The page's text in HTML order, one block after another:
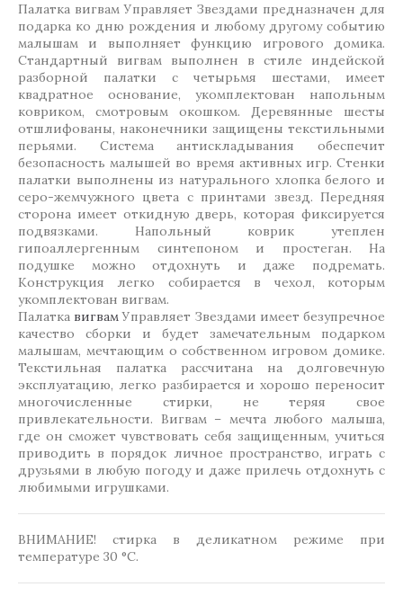
Палатка вигвам Управляет Звездами предназначен для
подарка ко дню рождения и любому другому событию
малышам и выполняет функцию игрового домика.
Стандартный вигвам выполнен в стиле индейской
разборной палатки с четырьмя шестами, имеет
квадратное основание, укомплектован напольным
ковриком, смотровым окошком. Деревянные шесты
отшлифованы, наконечники защищены текстильными
перьями. Система антискладывания обеспечит
безопасность малышей во время активных игр. Стенки
палатки выполнены из натурального хлопка белого и
серо-жемчужного цвета с принтами звезд. Передняя
сторона имеет откидную дверь, которая фиксируется
подвязками. Напольный коврик утеплен
гипоаллергенным синтепоном и простеган. На
подушке можно отдохнуть и даже подремать.
Конструкция легко собирается в чехол, которым
укомплектован вигвам.
Палатка вигвамУправляет Звездами имеет безупречное
качество сборки и будет замечательным подарком
малышам, мечтающим о собственном игровом домике.
Текстильная палатка рассчитана на долговечную
эксплуатацию, легко разбирается и хорошо переносит
многочисленные стирки, не теряя свое
привлекательности. Вигвам – мечта любого малыша,
где он сможет чувствовать себя защищенным, учиться
приводить в порядок личное пространство, играть с
друзьями в любую погоду и даже прилечь отдохнуть с
любимыми игрушками.
ВНИМАНИЕ! стирка в деликатном режиме при
температуре 30 °C.